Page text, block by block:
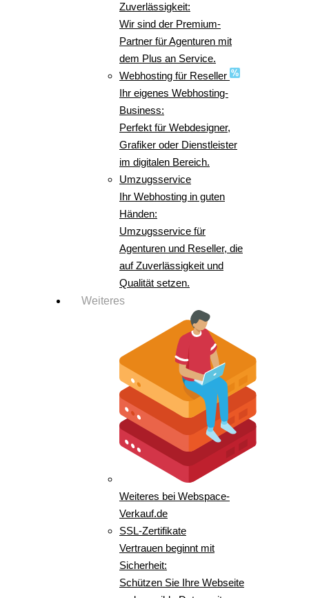
Zuverlässigkeit:
Wir sind der Premium-
Partner für Agenturen mit
dem Plus an Service.
Webhosting für Reseller
Ihr eigenes Webhosting-
Business:
Perfekt für Webdesigner,
Grafiker oder Dienstleister
im digitalen Bereich.
Umzugsservice
Ihr Webhosting in guten
Händen:
Umzugsservice für
Agenturen und Reseller, die
auf Zuverlässigkeit und
Qualität setzen.
Weiteres
Weiteres bei Webspace-
Verkauf.de
SSL-Zertifikate
Vertrauen beginnt mit
Sicherheit:
Schützen Sie Ihre Webseite